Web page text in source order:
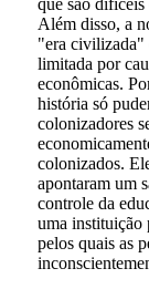
Além disso, a
"era civilizada"
limitada por
econômicas.
história só
colonizadores
colonizados.
apontaram um
controle da
uma instituição
pelos quais as